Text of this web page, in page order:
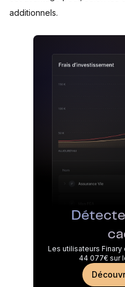
additionnels.
Les utilisateurs
44 077€ sur